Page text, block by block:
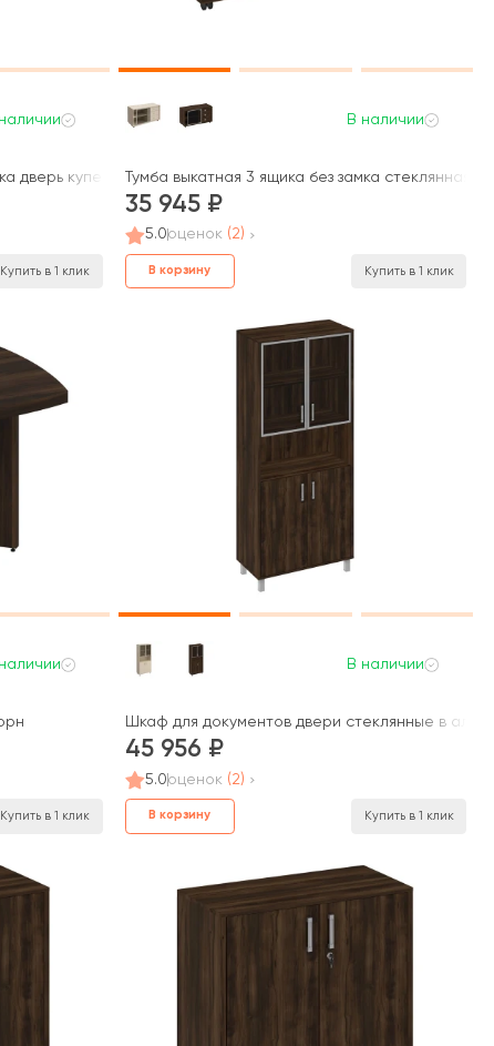
дверь купе 120,2x50x66 Борн
Купить в 1 клик
В наличии
Тумба выкатная 3 ящика без замка стеклянная
35 945
5.0оценок (2)
В корзину Купить в 1 клик
Купить в 1 клик
В наличии
Шкаф для документов двери стеклянные в
45 956
5.0оценок (2)
В корзину Купить в 1 клик